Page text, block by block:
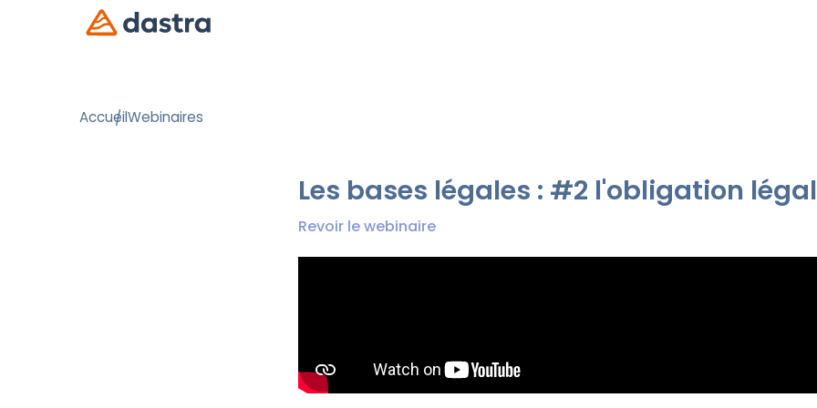
AccueilWebinaires
Les bases légales : #2 l'obligation
Revoir le webinaire